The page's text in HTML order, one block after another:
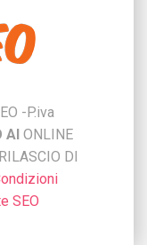
-P.iva
AI ONLINE
DI
SEO